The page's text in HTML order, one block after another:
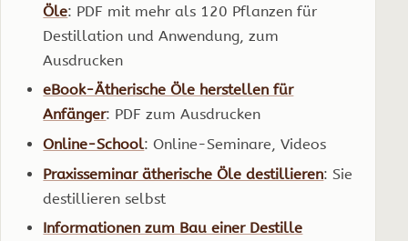
Öle: PDF mit mehr als 120 Pflanzen für
Destillation und Anwendung, zum
Ausdrucken
eBook-Ätherische Öle herstellen für
Anfänger: PDF zum Ausdrucken
Online-School: Online-Seminare, Videos
Praxisseminar ätherische Öle destillieren: Sie
destillieren selbst
Informationen zum Bau einer Destille